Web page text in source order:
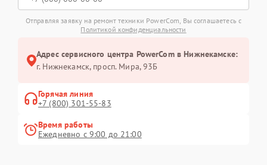
Отправляя заявку на ремонт техники PowerCom, Вы соглашаетесь с
Политикой конфиденциальности
Адрес сервисного центра PowerCom в Нижнекамске:
г. Нижнекамск, просп. Мира, 93Б
Горячая линия
+7 (800) 301-55-83
Время работы
Ежедневно с 9:00 до 21:00